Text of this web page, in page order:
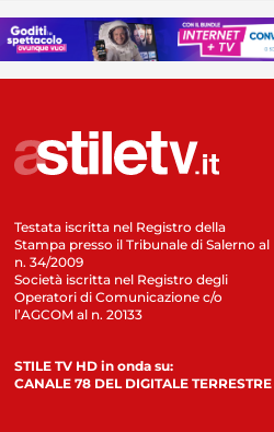
Testata iscritta nel Registro della
Stampa presso il Tribunale di Salerno al
n. 34/2009
Società iscritta nel Registro degli
Operatori di Comunicazione c/o
l’AGCOM al n. 20133
STILE TV HD in onda su:
CANALE 78 DEL DIGITALE TERRESTRE